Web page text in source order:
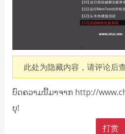
此处为隐藏内容，请评论后
ບົດຄວາມນີ້ມາຈາກ http://
ບຸ!
打赏